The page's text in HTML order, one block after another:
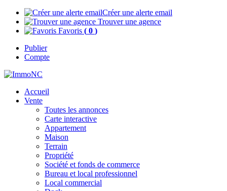
Créer une alerte email
Trouver une agence
Favoris ( 0 )
Publier
Compte
Accueil
Vente
Toutes les annonces
Carte interactive
Appartement
Maison
Terrain
Propriété
Société et fonds de commerce
Bureau et local professionnel
Local commercial